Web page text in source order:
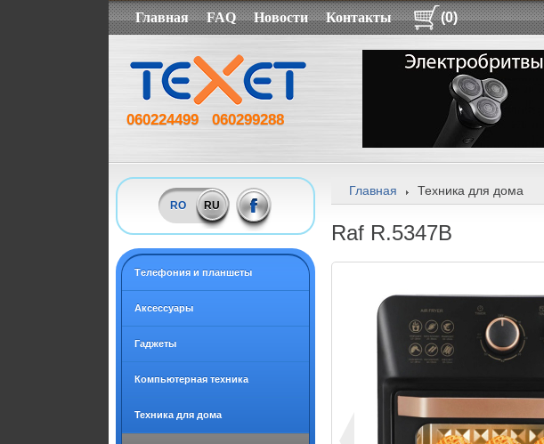
Главная FAQ Новости Контакты (0)
060224499 060299288
RO RU
Tелефония и планшеты
Аксессуары
Гаджеты
Компьютерная техника
Техника для дома
Главная Техника для дома
Raf R.5347B